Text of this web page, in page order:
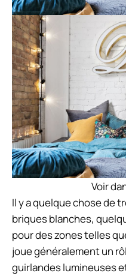
Voir
Il y a quelque chose de
briques blanches,
pour des zones telles
joue généralement un
guirlandes lumineuses